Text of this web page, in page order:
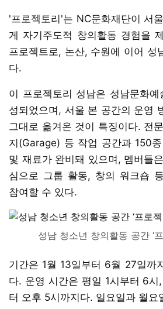
'프로젝토리'는 NC문화재단이 서
게 자기주도적 창의활동 경험을
프로젝트로, 논산, 수원에 이어 성
다.
이 프로젝토리 성남은 성남문화
성되었으며, 서울 본 공간의 운영
그대로 옮겨온 것이 특징이다. 전
지(Garage) 등 작업 공간과 150
및 재료가 완비돼 있으며, 멤버들
심으로 그룹 활동, 창의 워크숍
참여할 수 있다.
성남 청소년 창의활동 공간 ‘
기간은 1월 13일부터 6월 27일까
다. 운영 시간은 평일 1시부터 6
터 오후 5시까지다. 일요일과 월요